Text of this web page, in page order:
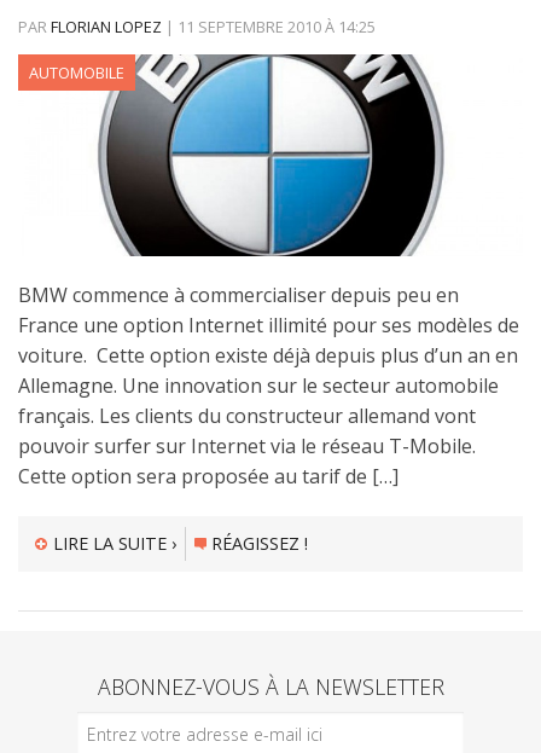
PARFLORIAN LOPEZ | 11 SEPTEMBRE 2010À 14:25
AUTOMOBILE
BMW commence à commercialiser depuis peu en
France une option Internet illimité pour ses modèles de
voiture. Cette option existe déjà depuis plus d’un an en
Allemagne. Une innovation sur le secteur automobile
français. Les clients du constructeur allemand vont
pouvoir surfer sur Internet via le réseau T-Mobile.
Cette option sera proposée au tarif de […]
LIRE LA SUITE › RÉAGISSEZ !
ABONNEZ-VOUS À LA NEWSLETTER